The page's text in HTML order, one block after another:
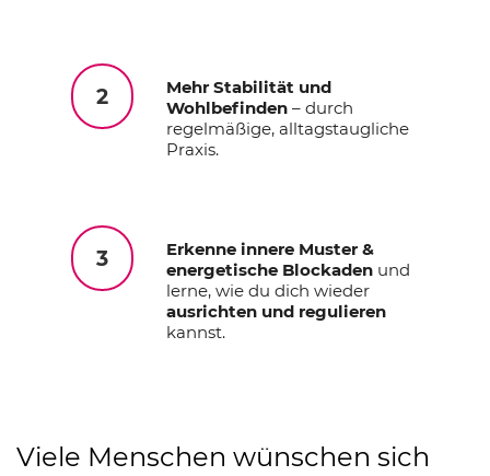
2
Mehr Stabilität und
Wohlbefinden – durch
regelmäßige, alltagstaugliche
Praxis.
3
Erkenne innere Muster &
energetische Blockaden und
lerne, wie du dich wieder
ausrichten und regulieren
kannst.
Viele Menschen wünschen sich